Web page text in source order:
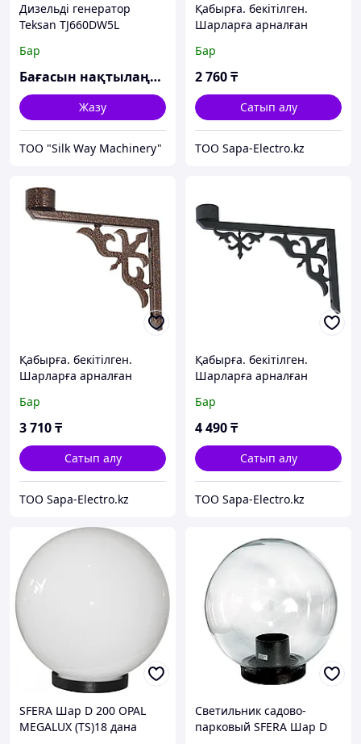
Дизельді генератор
Teksan TJ660DW5L
Бар
Бағасын нақтылаңыз
Жазу
TOO "Silk Way Machinery"
Қабырға. бекітілген.
Шарларға арналған
Бар
2 760₸
Сатып алу
ТОО Sapa-Electro.kz
Қабырға. бекітілген.
Шарларға арналған
Бар
3 710₸
Сатып алу
ТОО Sapa-Electro.kz
Қабырға. бекітілген.
Шарларға арналған
Бар
4 490₸
Сатып алу
ТОО Sapa-Electro.kz
SFERA Шар D 200 OPAL
MEGALUX (TS)18 дана
Светильник садово-
парковый SFERA Шар D